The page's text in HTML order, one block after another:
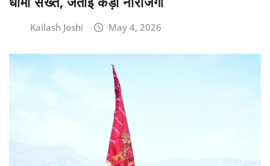
Kailash Joshi May 4, 2026